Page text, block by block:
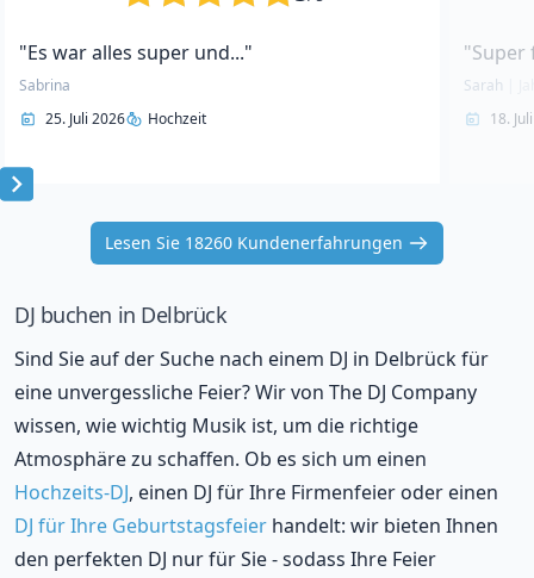
"Es war alles super und..."
Sabrina
25. Juli 2026
Hochzeit
"Super
Sarah
18.
Item
Lesen Sie 18260 Kundenerfahrungen
DJ buchen in Delbrück
Sind Sie auf der Suche nach einem DJ in Delbrück für
eine unvergessliche Feier? Wir von The DJ Company
wissen, wie wichtig Musik ist, um die richtige
Atmosphäre zu schaffen. Ob es sich um einen
Hochzeits-DJ, einen DJ für Ihre Firmenfeier oder einen
DJ für Ihre Geburtstagsfeier handelt: wir bieten Ihnen
den perfekten DJ nur für Sie - sodass Ihre Feier